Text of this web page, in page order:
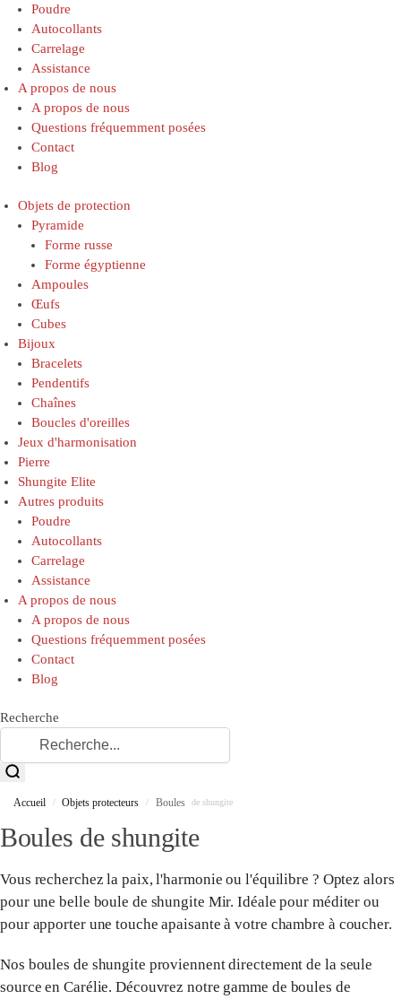
Poudre
Autocollants
Carrelage
Assistance
A propos de nous
A propos de nous
Questions fréquemment posées
Contact
Blog
Objets de protection
Pyramide
Forme russe
Forme égyptienne
Ampoules
Œufs
Cubes
Bijoux
Bracelets
Pendentifs
Chaînes
Boucles d'oreilles
Jeux d'harmonisation
Pierre
Shungite Elite
Autres produits
Poudre
Autocollants
Carrelage
Assistance
A propos de nous
A propos de nous
Questions fréquemment posées
Contact
Blog
Recherche
Accueil / Objets protecteurs / Boules de shungite
Boules de shungite
Vous recherchez la paix, l'harmonie ou l'équilibre ? Optez alors
pour une belle boule de shungite Mir. Idéale pour méditer ou
pour apporter une touche apaisante à votre chambre à coucher.
Nos boules de shungite proviennent directement de la seule
source en Carélie. Découvrez notre gamme de boules de